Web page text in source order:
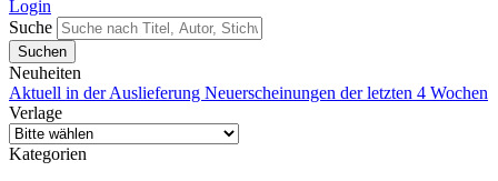
Login
Suche
Neuheiten
Aktuell in der Auslieferung Neuerscheinungen der letzten 4 Wochen
Verlage
Kategorien